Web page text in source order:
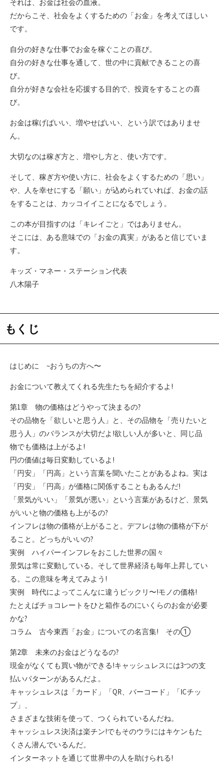
それは、お金は社会の血液。
だからこそ、社会をよくするための「お金」を考えてほしい
です。
自分の好きな仕事でお金を稼ぐことの喜び。
自分の好きな仕事を通して、世の中に貢献できることの喜
び。
自分が好きな会社を応援する目的で、投資をすることの喜
び。
お金は稼げばいい、増やせばいい、という訳ではありませ
ん。
大切なのは稼ぎ方と、増やし方と、使い方です。
そして、稼ぎ方や使い方に、社会をよくするための「思い」
や、人を幸せにする「願い」が込められていれば、お金の話
をすることは、カッコイイことになるでしょう。
この本が目指すのは「キレイごと」ではありません。
そこには、ある意味での「お金の真実」があると信じていま
す。
キッズ・マネー・ステーション代表
八木陽子
もくじ
はじめに ~おうちの方へ〜
お金について教えてくれる先生たちを紹介するよ!
第1章 物の価格はどうやって決まるの?
その品物を「欲しいと思う人」と、その品物を「売りたいと
思う人」のバランスが大切だよ!欲しい人が多いと、同じ品
物でも価格は上がるよ!
円の価値は毎日変動しているよ!
「円安」「円高」という言葉を聞いたことがあるよね。実は
「円安」「円高」が価格に関係することもあるんだ!
「景気がいい」「景気が悪い」という言葉があるけど、景気
がいいと物の価格も上がるの?
インフレは物の価格が上がること。デフレは物の価格が下が
ること。どっちがいいの?
実例 ハイパーインフレをおこした世界の国々
景気は常に変動している。そして世界経済も毎年上昇してい
る。この意味を考えてみよう!
実例 時代によってこんなに違うビックリ〜!モノの価格!
たとえばチョコレートをひと箱作るのにいくらのお金が必要
かな?
コラム 古今東西「お金」についての名言集! その①
第2章 未来のお金はどうなるの?
現金がなくても買い物ができる!キャッシュレスには3つの支
払いパターンがあるんだよ。
キャッシュレスは「カード」「QR、バーコード」「ICチッ
プ」、
さまざまな技術を使って、つくられているんだね。
キャッシュレス決済は楽チン!でもそのウラにはキケンもた
くさん潜んでいるんだ。
インターネットを通じて世界中の人を助けられる!